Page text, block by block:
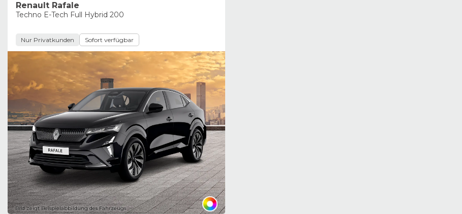
Renault Rafale
Techno E-Tech Full Hybrid 200
Nur Privatkunden Sofort verfügbar
Bild zeigt Beispielabbildung des Fahrzeugs